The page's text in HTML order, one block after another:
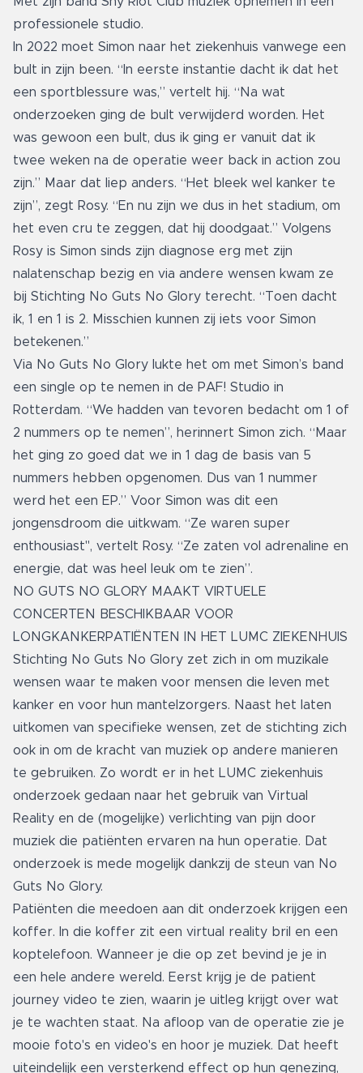
professionele studio.
In 2022 moet Simon naar het ziekenhuis vanwege een
bult in zijn been. “In eerste instantie dacht ik dat het
een sportblessure was,” vertelt hij. “Na wat
onderzoeken ging de bult verwijderd worden. Het
was gewoon een bult, dus ik ging er vanuit dat ik
twee weken na de operatie weer back in action zou
zijn.” Maar dat liep anders. “Het bleek wel kanker te
zijn”, zegt Rosy. “En nu zijn we dus in het stadium, om
het even cru te zeggen, dat hij doodgaat.” Volgens
Rosy is Simon sinds zijn diagnose erg met zijn
nalatenschap bezig en via andere wensen kwam ze
bij Stichting No Guts No Glory terecht. “Toen dacht
ik, 1 en 1 is 2. Misschien kunnen zij iets voor Simon
betekenen.”
Via No Guts No Glory lukte het om met Simon’s band
een single op te nemen in de PAF! Studio in
Rotterdam. “We hadden van tevoren bedacht om 1 of
2 nummers op te nemen”, herinnert Simon zich. “Maar
het ging zo goed dat we in 1 dag de basis van 5
nummers hebben opgenomen. Dus van 1 nummer
werd het een EP.” Voor Simon was dit een
jongensdroom die uitkwam. “Ze waren super
enthousiast", vertelt Rosy. “Ze zaten vol adrenaline en
energie, dat was heel leuk om te zien”.
NO GUTS NO GLORY MAAKT VIRTUELE
CONCERTEN BESCHIKBAAR VOOR
LONGKANKERPATIËNTEN IN HET LUMC ZIEKENHUIS
Stichting No Guts No Glory zet zich in om muzikale
wensen waar te maken voor mensen die leven met
kanker en voor hun mantelzorgers. Naast het laten
uitkomen van specifieke wensen, zet de stichting zich
ook in om de kracht van muziek op andere manieren
te gebruiken. Zo wordt er in het LUMC ziekenhuis
onderzoek gedaan naar het gebruik van Virtual
Reality en de (mogelijke) verlichting van pijn door
muziek die patiënten ervaren na hun operatie. Dat
onderzoek is mede mogelijk dankzij de steun van No
Guts No Glory.
Patiënten die meedoen aan dit onderzoek krijgen een
koffer. In die koffer zit een virtual reality bril en een
koptelefoon. Wanneer je die op zet bevind je je in
een hele andere wereld. Eerst krijg je de patient
journey video te zien, waarin je uitleg krijgt over wat
je te wachten staat. Na afloop van de operatie zie je
mooie foto's en video's en hoor je muziek. Dat heeft
uiteindelijk een versterkend effect op hun genezing,